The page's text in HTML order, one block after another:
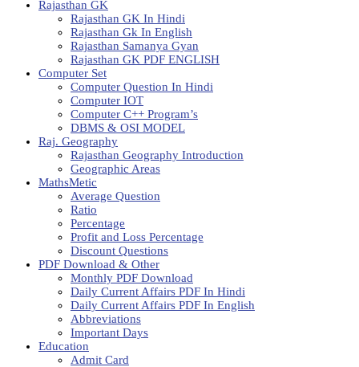
Rajasthan GK
Rajasthan GK In Hindi
Rajasthan Gk In English
Rajasthan Samanya Gyan
Rajasthan GK PDF ENGLISH
Computer Set
Computer Question In Hindi
Computer IOT
Computer C++ Program’s
DBMS & OSI MODEL
Raj. Geography
Rajasthan Geography Introduction
Geographic Areas
MathsMetic
Average Question
Ratio
Percentage
Profit and Loss Percentage
Discount Questions
PDF Download & Other
Monthly PDF Download
Daily Current Affairs PDF In Hindi
Daily Current Affairs PDF In English
Abbreviations
Important Days
Education
Admit Card